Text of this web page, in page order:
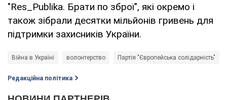
"Res_Publika. Брати по зброї", які окремо і
також зібрали десятки мільйонів гривень для
підтримки захисників України.
Війна в Україні волонтерство Партія "Європейська солідарність"
Редакційна політика